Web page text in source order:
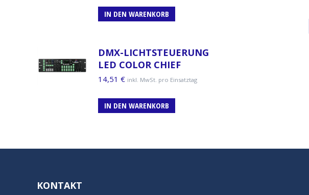
IN DEN WARENKORB
DMX-LICHTSTEUERUNG
LED COLOR CHIEF
14,51 € inkl. MwSt. pro Einsatztag
IN DEN WARENKORB
KONTAKT